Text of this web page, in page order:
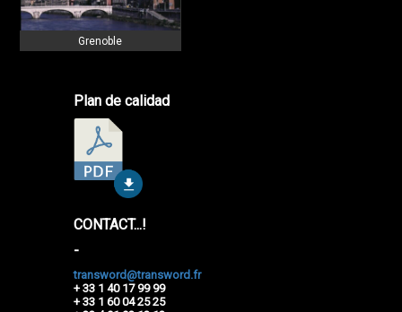
Grenoble
Plan de calidad
CONTACT...!
-
transword@transword.fr
+ 33 1 40 17 99 99
+ 33 1 60 04 25 25